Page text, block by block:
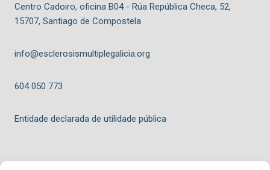
Centro Cadoiro, oficina B04 - Rúa República Checa, 52,
15707, Santiago de Compostela
info@esclerosismultiplegalicia.org
604 050 773
Entidade declarada de utilidade pública